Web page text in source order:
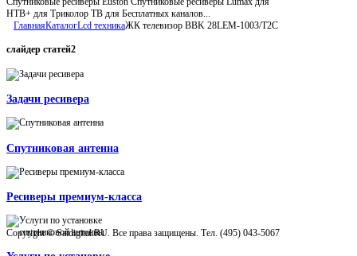
НТВ+ для Триколор ТВ для Бесплатных каналов...
ГлавнаяКаталогLcd техникаЖК телевизор BBK 28LEM-1003/T2C
слайдер статей2
Задачи ресивера
Спутниковая антенна
Ресиверы премиум-класса
Copyright © Satdigital.RU. Все права защищены. Тел. (495) 043-5067